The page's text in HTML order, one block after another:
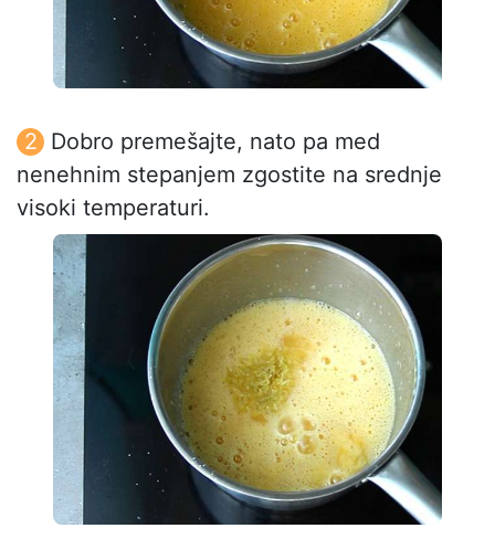
Dobro premešajte, nato pa med
nenehnim stepanjem zgostite na srednje
visoki temperaturi.